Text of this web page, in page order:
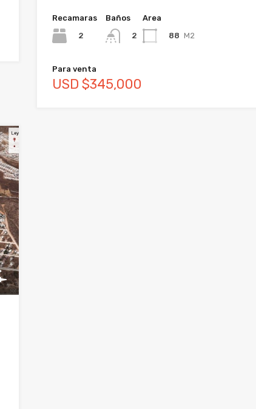
Recamaras
2
Baños
2
Area
88 M2
Para venta
USD $345,000